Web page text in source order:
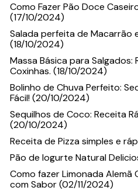
Como Fazer Pão Doce
(17/10/2024)
Salada perfeita de Macarrão
(18/10/2024)
Massa Básica para
Coxinhas. (18/10/2024)
Bolinho de Chuva Perfeito:
Fácil! (20/10/2024)
Sequilhos de Coco: Receita
(20/10/2024)
Receita de Pizza simples e
Pão de Iogurte Natural
Como fazer Limonada Alemã
com Sabor (02/11/2024)